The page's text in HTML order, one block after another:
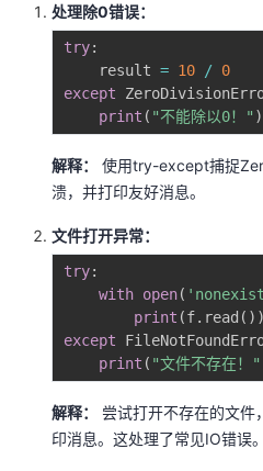
处理除0错误：
try:
    result
= 10 / 0
except
print ( "不能除以0！" )
解释：
使用try-except捕捉
溃，并打印友好消息。
文件打开异常：
try:
with open(
print (f. read ( ) )
except
print ( "文件不存在！"
解释：
尝试打开不存在的文
印消息。这处理了常见IO错误。